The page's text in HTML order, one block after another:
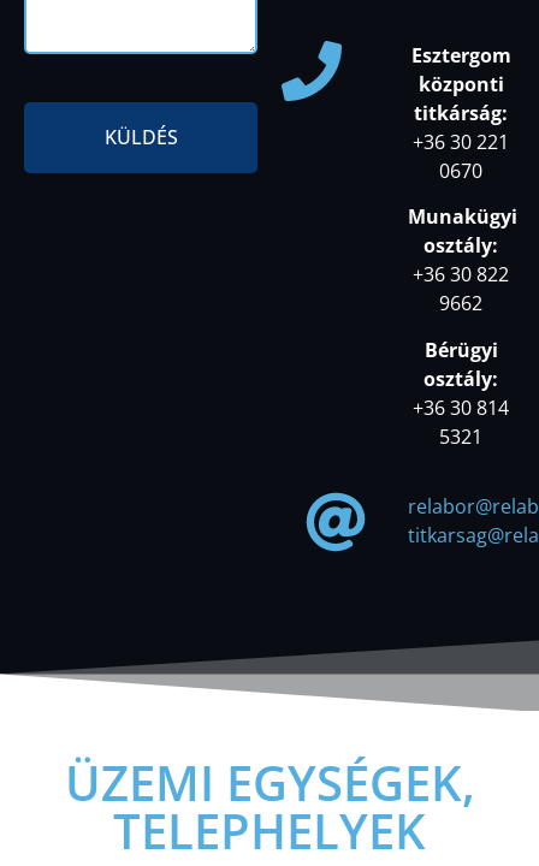
KÜLDÉS
Esztergom
központi
titkárság:
+36 30 221
0670
Munakügyi
osztály:
+36 30 822
9662
Bérügyi
osztály:
+36 30 814
5321
ÜZEMI EGYSÉGEK,
TELEPHELYEK